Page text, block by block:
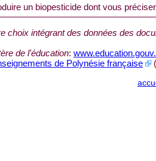
un biopesticide dont vous
choix intégrant des données des
de l'éducation:
de Polynésie française